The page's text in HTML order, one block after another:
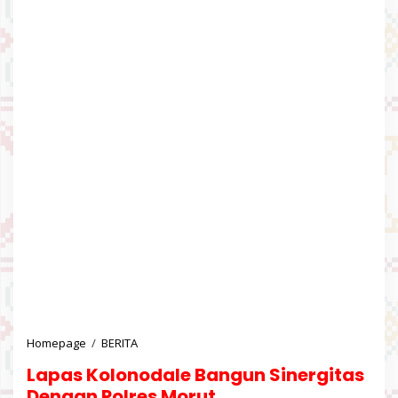
Homepage / BERITA
p
a
Lapas Kolonodale Bangun Sinergitas